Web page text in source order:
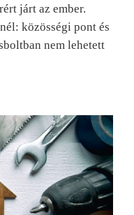
járt az ember.
közösségi pont és
nem lehetett